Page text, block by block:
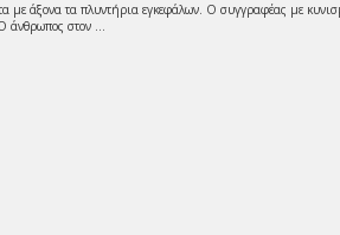
με άξονα τα πλυντήρια εγκεφάλων. Ο συγγραφέας με
άνθρωπος στον ...